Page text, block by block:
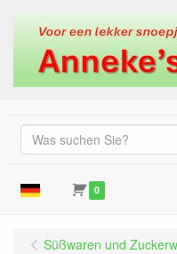
0
Süßwaren und